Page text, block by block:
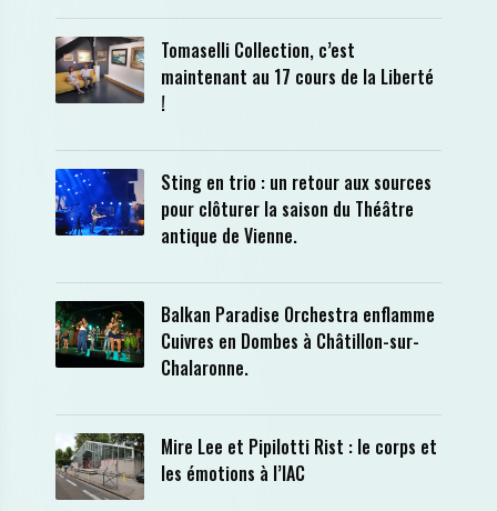
Tomaselli Collection, c’est
maintenant au 17 cours de la Liberté
!
Sting en trio : un retour aux sources
pour clôturer la saison du Théâtre
antique de Vienne.
Balkan Paradise Orchestra enflamme
Cuivres en Dombes à Châtillon-sur-
Chalaronne.
Mire Lee et Pipilotti Rist : le corps et
les émotions à l’IAC